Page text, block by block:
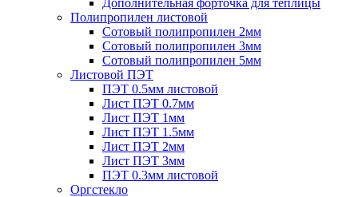
Полипропилен листовой
Сотовый полипропилен 2мм
Сотовый полипропилен 3мм
Сотовый полипропилен 5мм
Листовой ПЭТ
ПЭТ 0.5мм листовой
Лист ПЭТ 0.7мм
Лист ПЭТ 1мм
Лист ПЭТ 1.5мм
Лист ПЭТ 2мм
Лист ПЭТ 3мм
ПЭТ 0.3мм листовой
Оргстекло